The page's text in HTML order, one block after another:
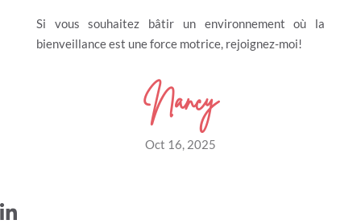
Si vous souhaitez bâtir un environnement où la
bienveillance est une force motrice, rejoignez-moi!
Nancy
Oct 16, 2025
